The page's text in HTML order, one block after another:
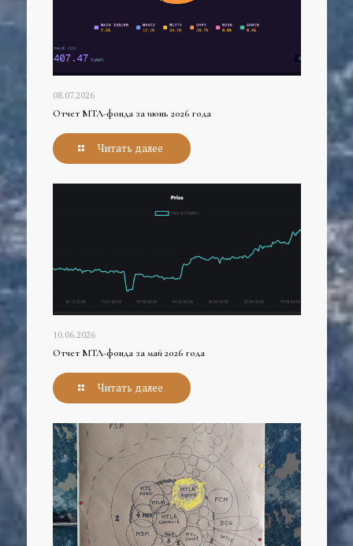
08.07.2026
Отчет МТЛ-фонда за июнь 2026 года
Читать далее
10.06.2026
Отчет МТЛ-фонда за май 2026 года
Читать далее